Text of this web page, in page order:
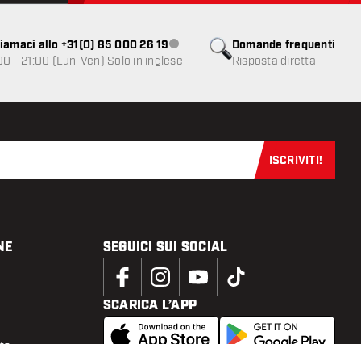
Domande frequenti
Risposta diretta
allo +31(0) 85 000 26 19Servizio clienti non disponibile
- 21:00 (Lun-Ven) Solo in inglese
Iscriviti
ISCRIVITI!
SEGUICI SUI SOCIAL
SCARICA L’APP